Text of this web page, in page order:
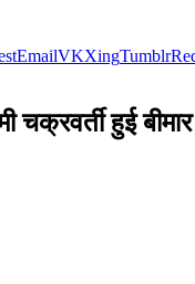
EmailVKXingTumblr
चक्रवर्ती हुई बीमार